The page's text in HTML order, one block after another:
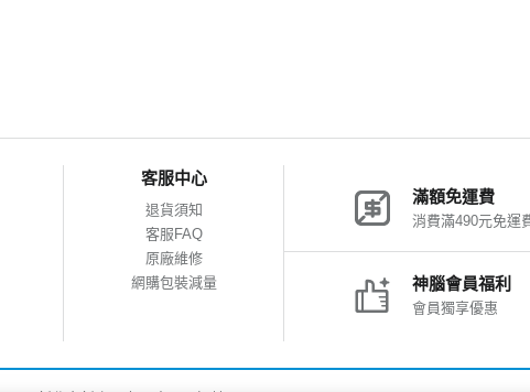
客服中心
退貨須知
客服FAQ
原廠維修
網購包裝減量
滿額免運費
消費滿490元免運
神腦會員福利
會員獨享優惠